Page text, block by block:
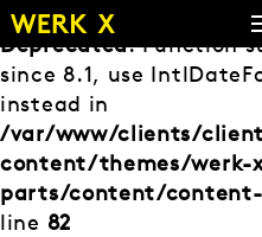
Zum
Inhalt
springen
Deprecated: Function
since 8.1, use
instead in
/var/www/clients/
content/themes/
parts/content/content-
line 82